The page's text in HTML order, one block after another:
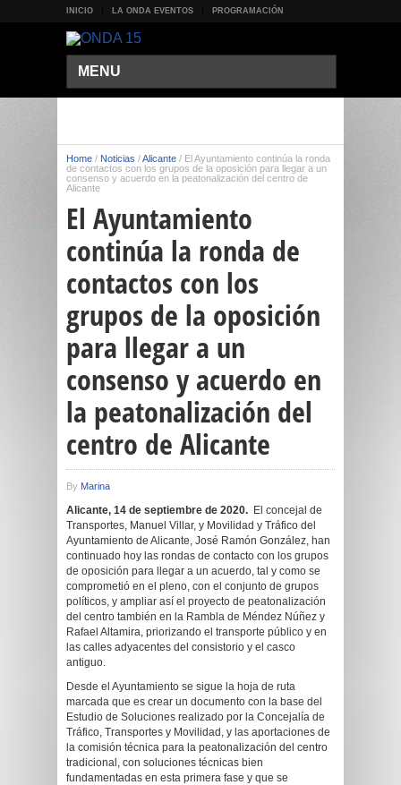
INICIO LA ONDA EVENTOS PROGRAMACIÓN
MENU
Home / Noticias /Alicante / El Ayuntamiento continúa la ronda
de contactos con los grupos de la oposición para llegar a un
consenso y acuerdo en la peatonalización del centro de
Alicante
El Ayuntamiento
continúa la ronda de
contactos con los
grupos de la oposición
para llegar a un
consenso y acuerdo en
la peatonalización del
centro de Alicante
By Marina
Alicante, 14 de septiembre de 2020. El concejal de
Transportes, Manuel Villar, y Movilidad y Tráfico del
Ayuntamiento de Alicante, José Ramón González, han
continuado hoy las rondas de contacto con los grupos
de oposición para llegar a un acuerdo, tal y como se
comprometió en el pleno, con el conjunto de grupos
políticos, y ampliar así el proyecto de peatonalización
del centro también en la Rambla de Méndez Núñez y
Rafael Altamira, priorizando el transporte público y en
las calles adyacentes del consistorio y el casco
antiguo.
Desde el Ayuntamiento se sigue la hoja de ruta
marcada que es crear un documento con la base del
Estudio de Soluciones realizado por la Concejalía de
Tráfico, Transportes y Movilidad, y las aportaciones de
la comisión técnica para la peatonalización del centro
tradicional, con soluciones técnicas bien
fundamentadas en esta primera fase y que se